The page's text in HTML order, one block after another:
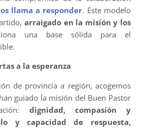
llama a responder. Este modelo
arraigado en la misión y los
una base sólida para el
a la esperanza
de provincia a región, acogemos
guiado la misión del Buen Pastor
dignidad, compasión y
y capacidad de respuesta,